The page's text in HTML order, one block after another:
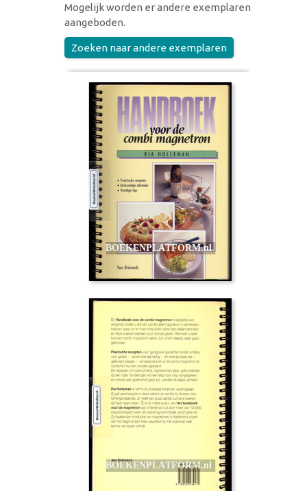
Mogelijk worden er andere exemplaren
aangeboden.
Zoeken naar andere exemplaren